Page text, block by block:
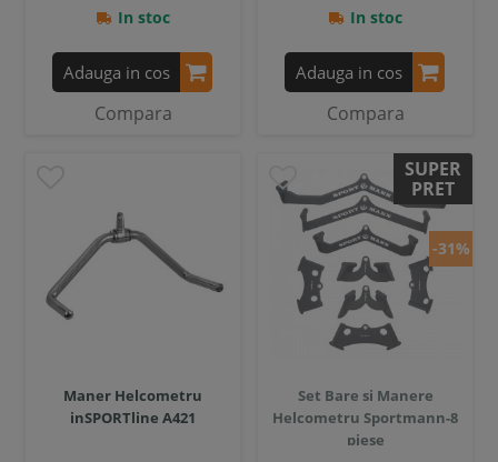
In stoc
Adauga in cos
Compara
In stoc
Adauga in cos
Compara
Maner Helcometru
inSPORTline A421
SUPER
PRET
-31%
Set Bare si Manere
Helcometru Sportmann-8
piese